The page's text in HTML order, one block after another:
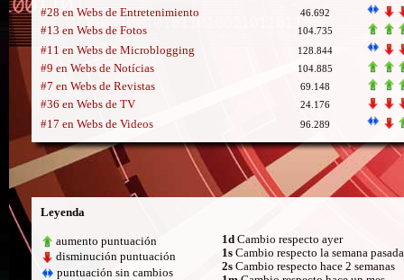
#28 en Webs de Entretenimiento 46.692
#13 en Webs de Fotos 104.735
#11 en Webs de Microblogging 128.844
#9 en Webs de Notícias 104.885
#7 en Webs de Revistas 69.148
#36 en Webs de TV 24.176
#17 en Webs de Videos 96.289
Leyenda
aumento puntuación
disminución puntuación
puntuación sin cambios
1d Cambio respecto ayer
1s Cambio respecto la semana pasada
2s Cambio respecto hace 2 semanas